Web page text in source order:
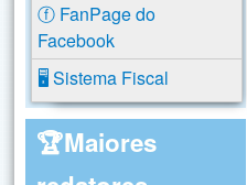
ⓕ FanPage do
Facebook
🖥️ Sistema Fiscal
🏆Maiores